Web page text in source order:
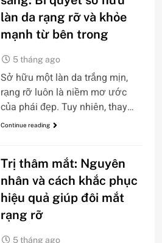
làn da rạng rỡ và khỏe
mạnh từ bên trong
5 tháng ago
Sở hữu một làn da trắng mịn,
rạng rỡ luôn là niềm mơ ước
của phái đẹp. Tuy nhiên, thay…
Continue reading
Trị thâm mắt: Nguyên
nhân và cách khắc phục
hiệu quả giúp đôi mắt
rạng rỡ
5 tháng ago